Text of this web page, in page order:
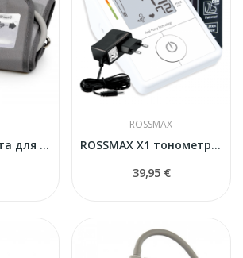
22-42 см манжета для тонометра универсальная
ROSSMAX
ROSSMAX X1 тонометр с адаптером
39,95 €